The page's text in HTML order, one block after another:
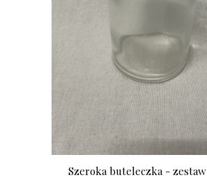
Szeroka buteleczka -